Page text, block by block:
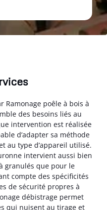
Ramonage poêle à bois à
des besoins liés au
intervention est réalisée
d’adapter sa méthode
au type d’appareil utilisé.
intervient aussi bien
granulés que pour le
compte des spécificités
de sécurité propres à
débistrage permet
qui nuisent au tirage et